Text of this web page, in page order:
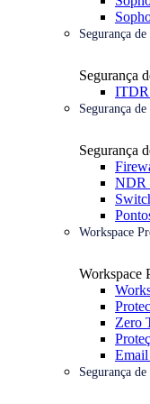
Segurança
Segurança
ITDR
Segurança
Segurança
NDR
Workspace
Workspace
Zero
Segurança